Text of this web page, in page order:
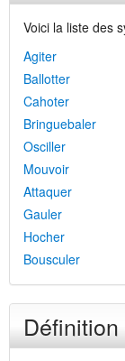
Voici la liste des
Agiter
Ballotter
Cahoter
Bringuebaler
Osciller
Mouvoir
Attaquer
Gauler
Hocher
Bousculer